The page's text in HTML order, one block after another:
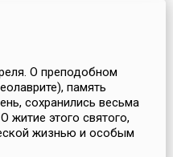
О преподобном
память
сохранились весьма
житие этого святого,
жизнью и особым